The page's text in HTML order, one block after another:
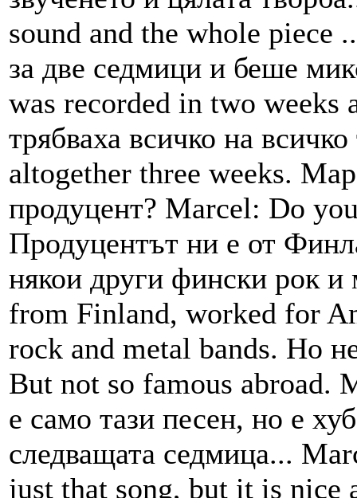
sound and the whole piece
за две седмици и беше
was recorded in two weeks
трябваха всичко на
altogether three weeks.
продуцент? Marcel: Do
Продуцентът ни е от
някои други фински рок
from Finland, worked for
rock and metal bands. Но
But not so famous abroad.
е само тази песен, но е
следващата седмица...
just that song, but it is nice